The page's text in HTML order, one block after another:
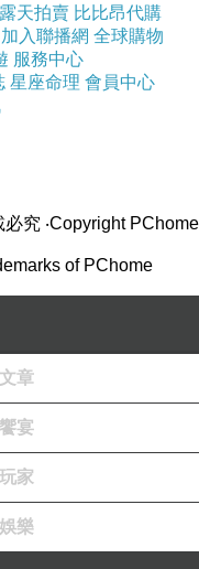
露天拍賣 比比昂代購
加入聯播網 全球購物
服務中心
星座命理 會員中心
必究 ‧Copyright PChome
of PChome
章
宴
家
樂